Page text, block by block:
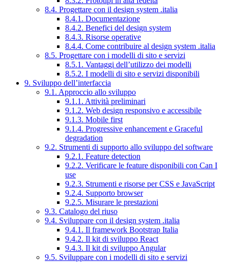
8.4. Progettare con il design system .italia
8.4.1. Documentazione
8.4.2. Benefici del design system
8.4.3. Risorse operative
8.4.4. Come contribuire al design system .italia
8.5. Progettare con i modelli di sito e servizi
8.5.1. Vantaggi dell’utilizzo dei modelli
8.5.2. I modelli di sito e servizi disponibili
9. Sviluppo dell’interfaccia
9.1. Approccio allo sviluppo
9.1.1. Attività preliminari
9.1.2. Web design responsivo e accessibile
9.1.3. Mobile first
9.1.4. Progressive enhancement e Graceful
degradation
9.2. Strumenti di supporto allo sviluppo del software
9.2.1. Feature detection
9.2.2. Verificare le feature disponibili con Can I
use
9.2.3. Strumenti e risorse per CSS e JavaScript
9.2.4. Supporto browser
9.2.5. Misurare le prestazioni
9.3. Catalogo del riuso
9.4. Sviluppare con il design system .italia
9.4.1. Il framework Bootstrap Italia
9.4.2. Il kit di sviluppo React
9.4.3. Il kit di sviluppo Angular
9.5. Sviluppare con i modelli di sito e servizi